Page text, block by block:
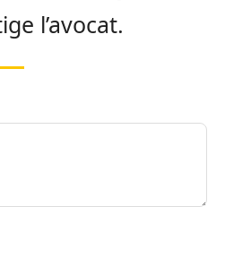
l’avocat.